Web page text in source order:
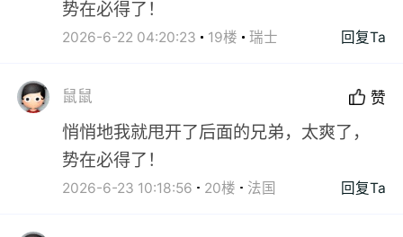
势在必得了！
2026-6-22 04:20:23 19楼 瑞士 回复Ta
鼠鼠 赞
悄悄地我就甩开了后面的兄弟，太爽了，
势在必得了！
2026-6-23 10:18:56 20楼 法国 回复Ta